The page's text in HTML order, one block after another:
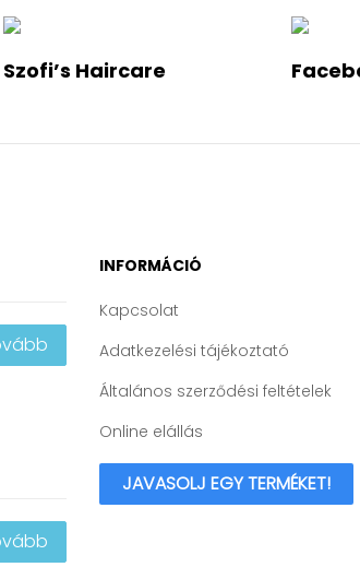
Szofi’s Haircare
INFORMÁCIÓ
Kapcsolat
Adatkezelési tájékoztató
Általános szerződési feltételek
Online elállás
JAVASOLJ EGY TERMÉKET!